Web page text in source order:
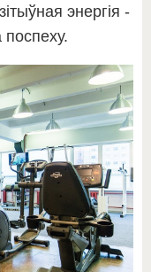
энергія -